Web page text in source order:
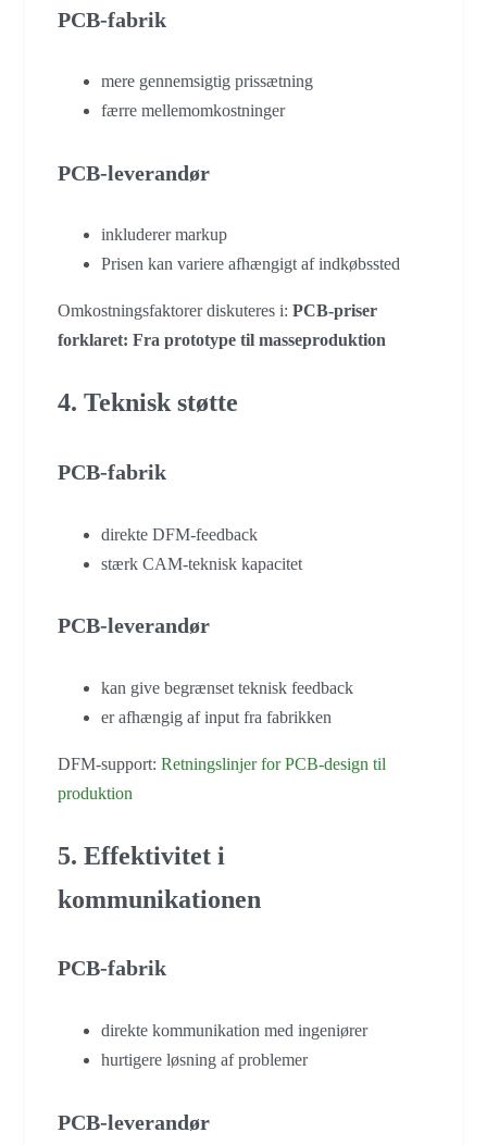
PCB-fabrik
mere gennemsigtig prissætning
færre mellemomkostninger
PCB-leverandør
inkluderer markup
Prisen kan variere afhængigt af indkøbssted
Omkostningsfaktorer diskuteres i: PCB-priser
forklaret: Fra prototype til masseproduktion
4. Teknisk støtte
PCB-fabrik
direkte DFM-feedback
stærk CAM-teknisk kapacitet
PCB-leverandør
kan give begrænset teknisk feedback
er afhængig af input fra fabrikken
DFM-support: Retningslinjer for PCB-design til
produktion
5. Effektivitet i
kommunikationen
PCB-fabrik
direkte kommunikation med ingeniører
hurtigere løsning af problemer
PCB-leverandør